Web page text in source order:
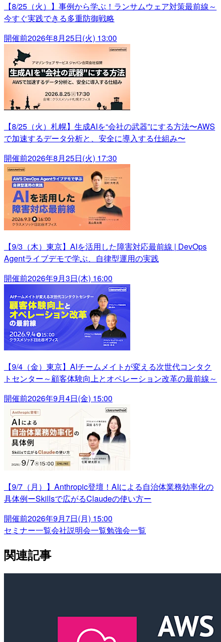
【8/25（火）】事例から学ぶ！ランサムウェア対策最前線～
今すぐ実践できる多重防御戦略
開催前2026年8月25日(火) 13:00
【8/25（火）札幌】生成AIを“会社の武器”にする方法〜AWS
で加速するデータ分析と、安全に導入する仕組み〜
開催前2026年8月25日(火) 17:30
【9/3（木）東京】AIを活用した障害対応最前線 | DevOps
Agentライブデモで学ぶ、自律型運用の実践
開催前2026年9月3日(木) 16:00
【9/4（金）東京】AIチームメイトが変える次世代コンタク
トセンター～顧客体験向上とオペレーション改革の最前線～
開催前2026年9月4日(金) 15:00
【9/7（月）】Anthropic登壇！AIによる自治体業務効率化の
具体例ーSkillsで広がるClaudeの使い方ー
開催前2026年9月7日(月) 15:00
セミナー一覧会社説明会一覧勉強会一覧
関連記事